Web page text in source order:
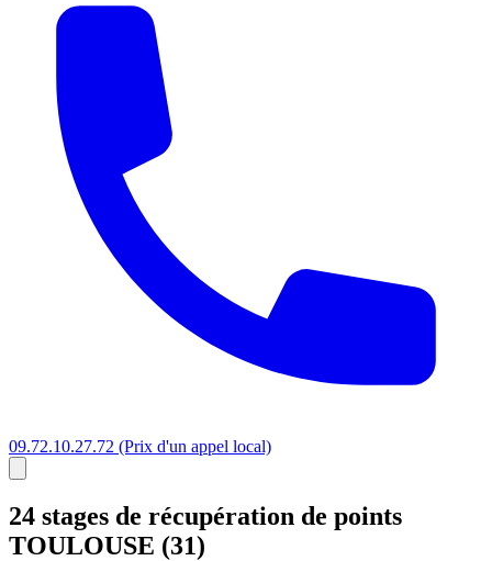
09.72.10.27.72 (Prix d'un appel local)
24 stages de récupération de points
TOULOUSE (31)